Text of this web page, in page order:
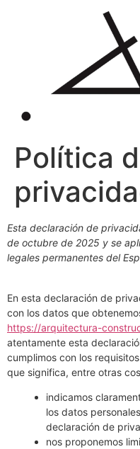
Política
Esta declaración de
de octubre de 2025 y se
legales permanentes del
En esta declaración de
con los datos que
https://arquitectura-
atentamente esta
cumplimos con los
que significa, entre otras
indicamos
los datos
declaración de
nos proponemos